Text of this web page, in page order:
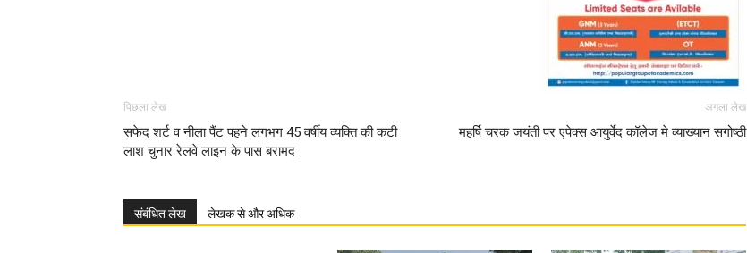
पिछला लेख
सफेद शर्ट व नीला पैंट पहने लगभग 45 वर्षीय व्यक्ति की कटी
लाश चुनार रेलवे लाइन के पास बरामद
अगला लेख
महर्षि चरक जयंती पर एपेक्स आयुर्वेद कॉलेज मे व्याख्यान सगोष्ठी
संबंधित लेख लेखक से और अधिक